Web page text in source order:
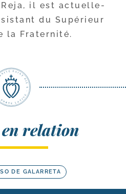
Reja, il est actuel­le­
du Supérieur
la Fraternité.
relation
DE GALARRETA